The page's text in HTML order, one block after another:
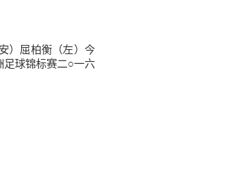
）屈柏衡（左）今
足球锦标赛二○一六